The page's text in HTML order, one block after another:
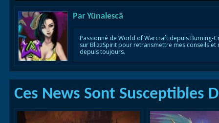
Par Yünalescä
Passionné de World of Warcraft depuis Burning-
sur BlizzSpirit pour retransmettre mes conseils
depuis toujours.
Ces News Sont Susceptibles